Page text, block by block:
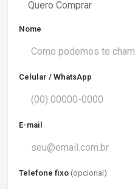
Quero Comprar
Nome
Celular / WhatsApp
E-mail
Telefone fixo (opcional)